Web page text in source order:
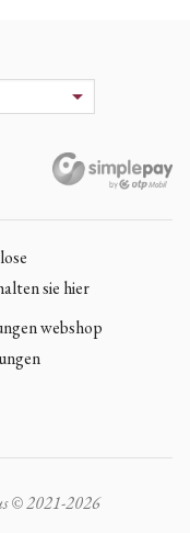
sie hier
webshop
© 2021-2026